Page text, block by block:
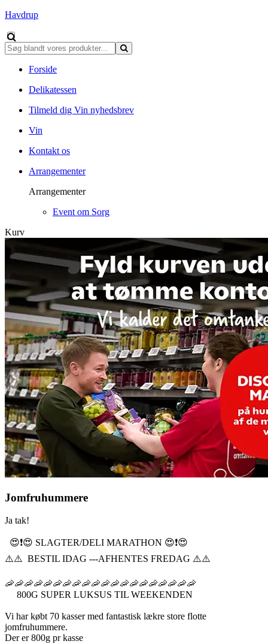
Havdrup
Forside
Delikatessen
Tilmeld dig Vin nyhedsbrev
Vin
Kontakt os
Arrangementer
Arrangementer
Event om Sorg
Kurv
Jomfruhummere
Ja tak!
😍❗️😍 SLAGTER/DELI MARATHON 😍❗️😍
⚠️⚠️ BESTIL IDAG ---AFHENTES FREDAG ⚠️⚠️
🦐🦐🦐🦐🦐🦐🦐🦐🦐🦐🦐🦐🦐🦐🦐🦐🦐🦐🦐🦐
800G SUPER LUKSUS TIL WEEKENDEN
Vi har købt 70 kasser med fantastisk lækre store flotte
jomfruhummere.
Der er 800g pr kasse